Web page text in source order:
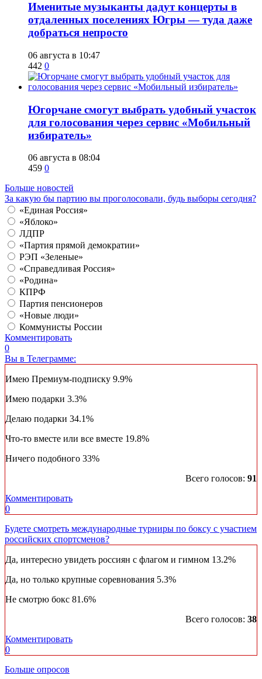
Именитые музыканты дадут концерты в
отдаленных поселениях Югры — туда даже
добраться непросто
06 августа в 10:47
442 0
Югорчане смогут выбрать удобный участок
для голосования через сервис «Мобильный
избиратель»
06 августа в 08:04
459 0
Больше новостей
За какую бы партию вы проголосовали, будь выборы сегодня?
«Единая Россия»
«Яблоко»
ЛДПР
«Партия прямой демократии»
РЭП «Зеленые»
«Справедливая Россия»
«Родина»
КПРФ
Партия пенсионеров
«Новые люди»
Коммунисты России
Комментировать
0
Вы в Телеграмме:
Имею Премиум-подписку 9.9%
Имею подарки 3.3%
Делаю подарки 34.1%
Что-то вместе или все вместе 19.8%
Ничего подобного 33%
Всего голосов: 91
Комментировать
0
Будете смотреть международные турниры по боксу с участием
российских спортсменов?
Да, интересно увидеть россиян с флагом и гимном 13.2%
Да, но только крупные соревнования 5.3%
Не смотрю бокс 81.6%
Всего голосов: 38
Комментировать
0
Больше опросов